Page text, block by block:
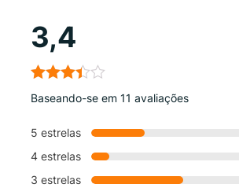
3,4
Baseando-se em 11 avaliações
5 estrelas
4 estrelas
3 estrelas